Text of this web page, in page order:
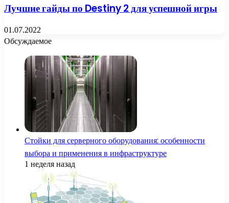
Лучшие гайды по Destiny 2 для успешной игры
01.07.2022
Обсуждаемое
Стойки для серверного оборудования: особенности
выбора и применения в инфраструктуре
1 неделя назад